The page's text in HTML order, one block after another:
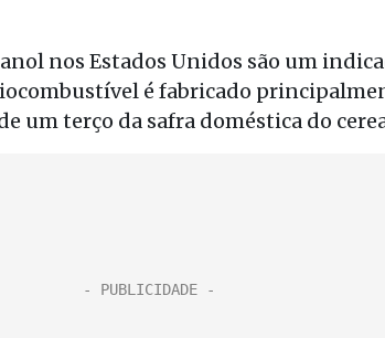
nos Estados Unidos são um
é fabricado
um terço da safra doméstica do